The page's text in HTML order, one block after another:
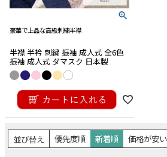
豪華で上品な高級刺繍半襟
半襟 半衿 刺繍 振袖 成人式 全6色
振袖 成人式 ダマスク 日本製
8,800税込
並び替え 優先度順 新着順 価格が安
■草履のサイズから探す
Sサイズ（-23.0cm）
Lサイズ（23.5cm-25.0cm）
LLサイズ（24.5cm-）
在庫なし商品
在庫なし商品を表示
価格